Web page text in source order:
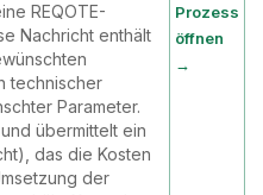
REQOTE-
Nachricht enthält
technischer
Parameter.
übermittelt ein
das die Kosten
der
Prozess
öffnen
→